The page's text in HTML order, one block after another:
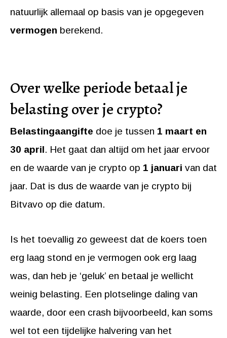
natuurlijk allemaal op basis van je opgegeven
vermogen berekend.
Over welke periode betaal je
belasting over je crypto?
Belastingaangifte doe je tussen 1 maart en
30 april. Het gaat dan altijd om het jaar ervoor
en de waarde van je crypto op 1 januari van dat
jaar. Dat is dus de waarde van je crypto bij
Bitvavo op die datum.
Is het toevallig zo geweest dat de koers toen
erg laag stond en je vermogen ook erg laag
was, dan heb je ‘geluk’ en betaal je wellicht
weinig belasting. Een plotselinge daling van
waarde, door een crash bijvoorbeeld, kan soms
wel tot een tijdelijke halvering van het